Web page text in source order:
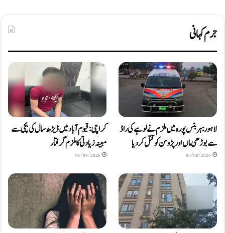
جرم کہانی
لاہور: ہربنس پورہ میں ملزم نے لوہے کی راڈ
سے بوڑھی ماں اور پڑوسن کو قتل کر دیا
05/08/2026
کراچی: قیوم آباد میں ڈیڑھ سال کی بچی سے
مبینہ زیادتی کا ملزم گرفتار
05/08/2026